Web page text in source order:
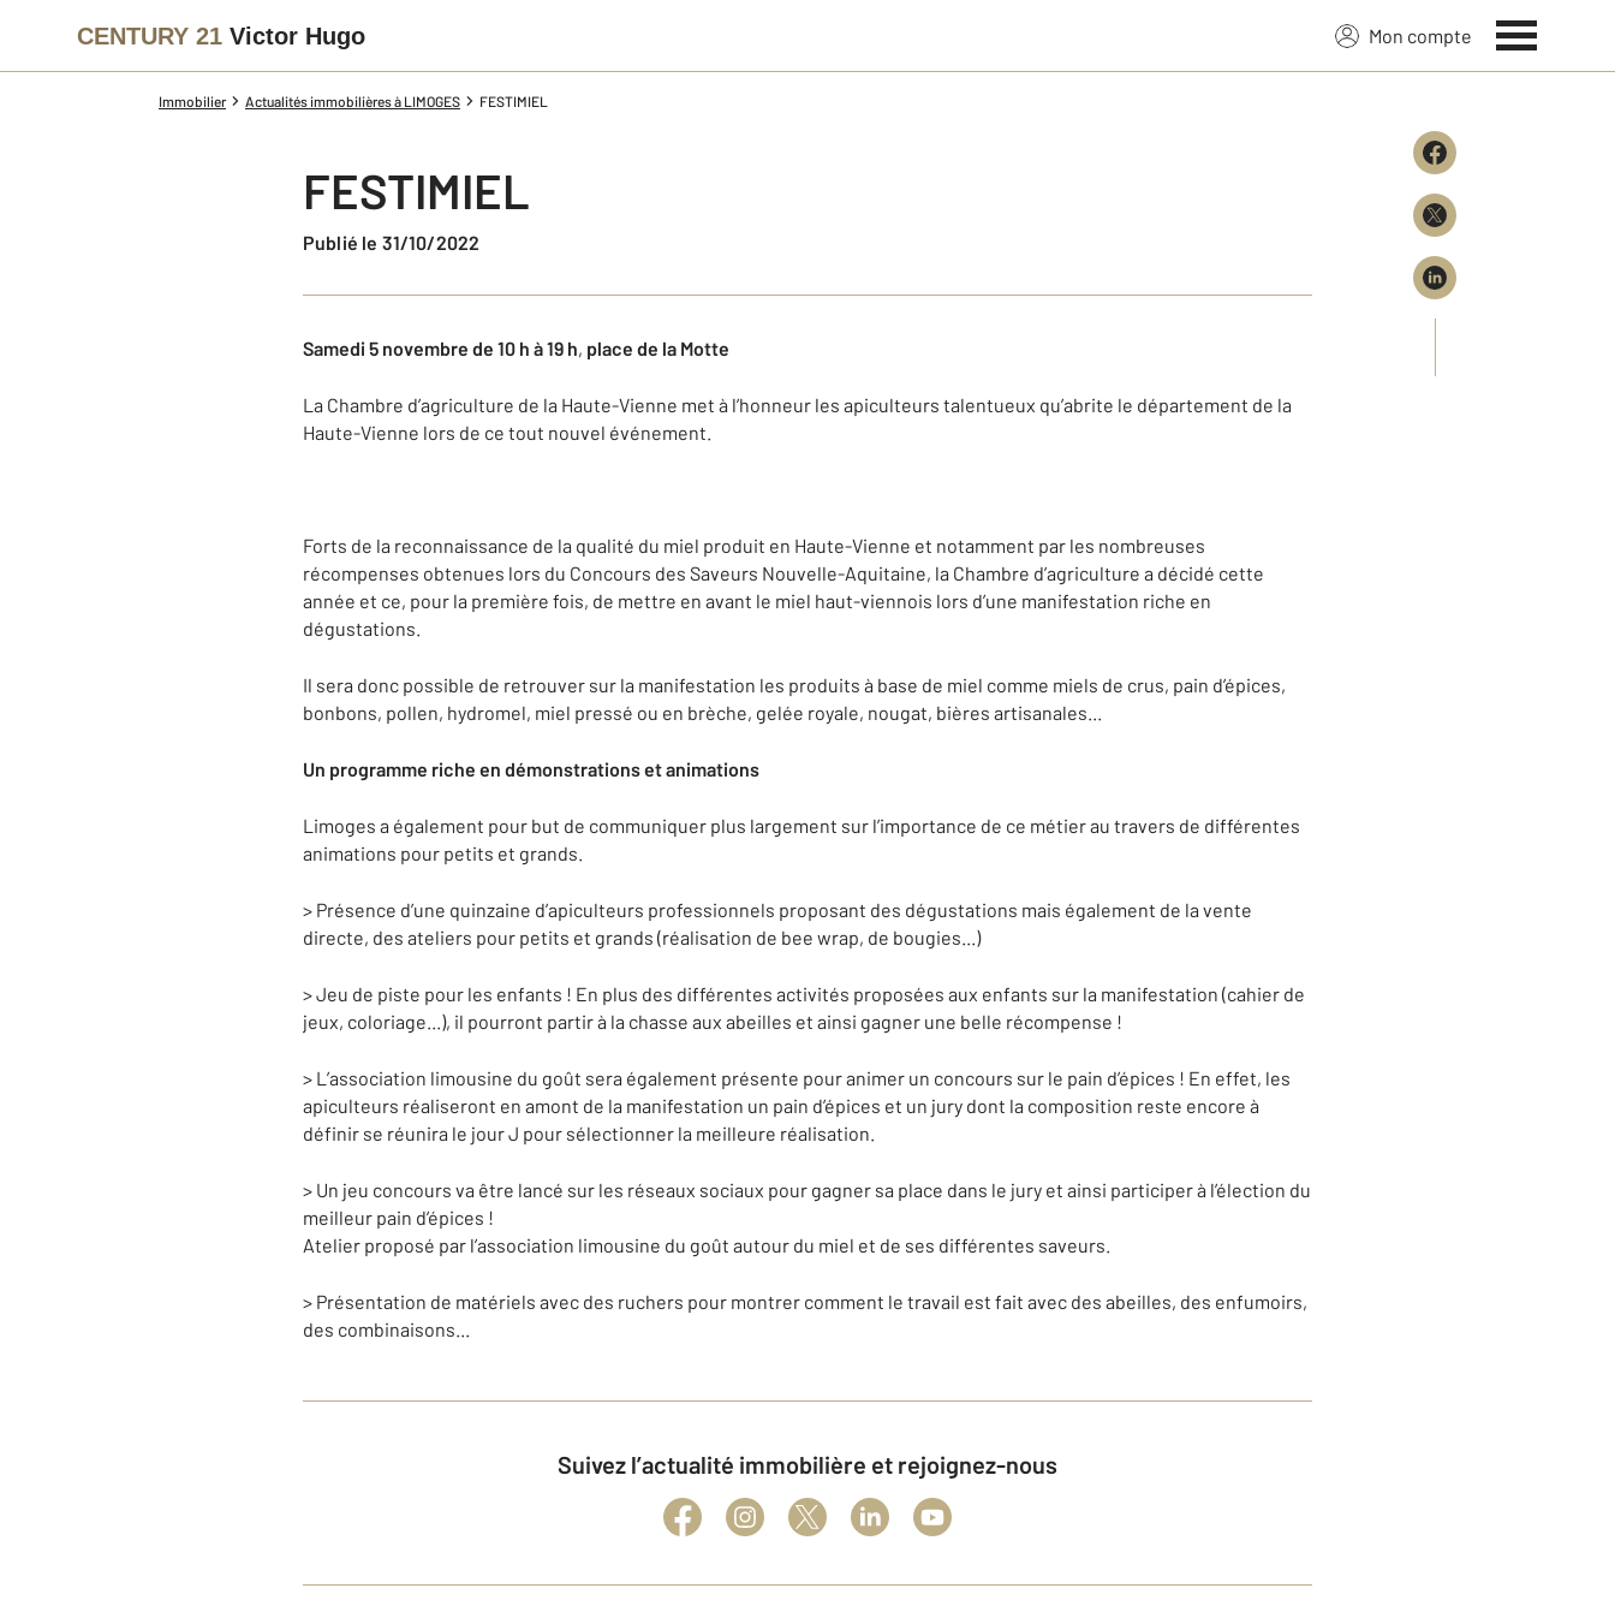
CENTURY 21 Victor Hugo Mon compte
Immobilier Actualités immobilières à LIMOGES FESTIMIEL
FESTIMIEL
Publié le 31/10/2022
Samedi 5 novembre de 10 h à 19 h, place de la Motte
La Chambre d’agriculture de la Haute-Vienne met à l’honneur les apiculteurs talentueux qu’abrite le département de la
Haute-Vienne lors de ce tout nouvel événement.
Forts de la reconnaissance de la qualité du miel produit en Haute-Vienne et notamment par les nombreuses
récompenses obtenues lors du Concours des Saveurs Nouvelle-Aquitaine, la Chambre d’agriculture a décidé cette
année et ce, pour la première fois, de mettre en avant le miel haut-viennois lors d’une manifestation riche en
dégustations.
Il sera donc possible de retrouver sur la manifestation les produits à base de miel comme miels de crus, pain d’épices,
bonbons, pollen, hydromel, miel pressé ou en brèche, gelée royale, nougat, bières artisanales...
Un programme riche en démonstrations et animations
Limoges a également pour but de communiquer plus largement sur l’importance de ce métier au travers de différentes
animations pour petits et grands.
> Présence d’une quinzaine d’apiculteurs professionnels proposant des dégustations mais également de la vente
directe, des ateliers pour petits et grands (réalisation de bee wrap, de bougies...)
> Jeu de piste pour les enfants ! En plus des différentes activités proposées aux enfants sur la manifestation (cahier de
jeux, coloriage...), il pourront partir à la chasse aux abeilles et ainsi gagner une belle récompense !
> L’association limousine du goût sera également présente pour animer un concours sur le pain d’épices ! En effet, les
apiculteurs réaliseront en amont de la manifestation un pain d’épices et un jury dont la composition reste encore à
définir se réunira le jour J pour sélectionner la meilleure réalisation.
> Un jeu concours va être lancé sur les réseaux sociaux pour gagner sa place dans le jury et ainsi participer à l’élection du
meilleur pain d’épices !
Atelier proposé par l’association limousine du goût autour du miel et de ses différentes saveurs.
> Présentation de matériels avec des ruchers pour montrer comment le travail est fait avec des abeilles, des enfumoirs,
des combinaisons...
Suivez l’actualité immobilière et rejoignez-nous